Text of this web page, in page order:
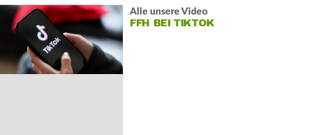
Alle unsere Video
FFH BEI TIKTOK